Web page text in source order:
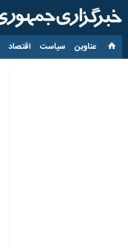
عناوین‌ سیاست اقتصاد